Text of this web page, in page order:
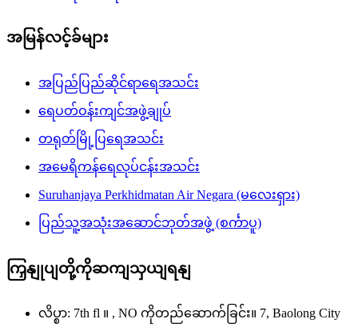
အမြန်လင့်ခ်များ
အပြည်ပြည်ဆိုင်ရာရေအသင်း
ရေပတ်ဝန်းကျင်အဖွဲ့ချုပ်
တရုတ်မြို့ပြရေအသင်း
အမေရိကန်ရေလုပ်ငန်းအသင်း
Suruhanjaya Perkhidmatan Air Negara (မလေးရှား)
ပြည်သူ့အသုံးအဆောင်ဘုတ်အဖွဲ့ (စင်္ကာပူ)
ကြှနျုပျတို့ကိုဆကျသှယျရနျ
လိပ္စာ: 7th fl ။ , NO ကိုတည်ဆောက်ခြင်း။ 7, Baolong City